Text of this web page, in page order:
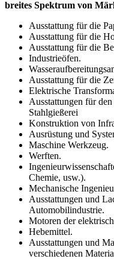
breites Spektrum von
Ausstattung für die
Ausstattung für die
Ausstattung für die
Industrieöfen.
Ausstattung für die
Elektrische
Ausstattungen für
Stahlgießerei
Konstruktion von
Ausrüstung und
Maschine Werkzeug.
Werften.
Chemie, usw.).
Mechanische
Ausstattungen und
Automobilindustrie.
Motoren der
Hebemittel.
Ausstattungen und
verschiedenen